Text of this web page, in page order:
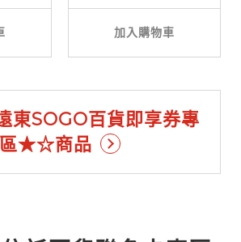
加入購物車
SOGO百貨即享券專
區★☆商品